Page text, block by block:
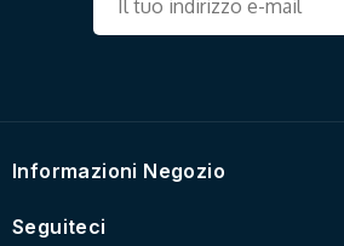
Informazioni Negozio
Seguiteci